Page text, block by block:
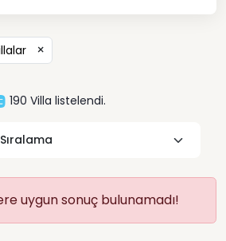
×
190 Villa listelendi.
uygun sonuç bulunamadı!